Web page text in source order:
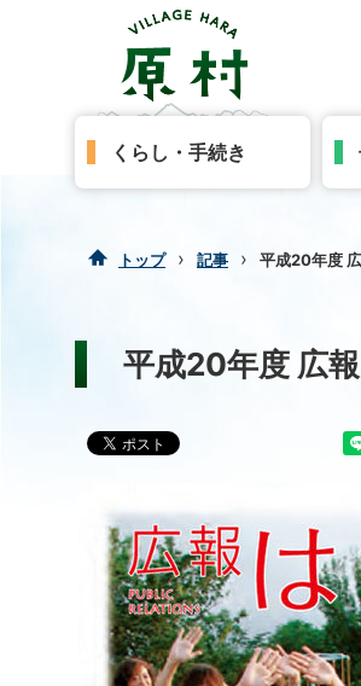
くらし・手続き
トップ › 記事 › 平成20年度
平成20年度 広